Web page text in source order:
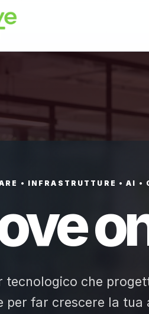
• INFRASTRUTTURE • AI •
tecnologico che
per far crescere la tua